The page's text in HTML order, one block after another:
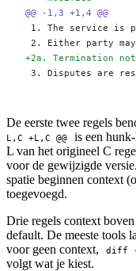
@@ -1,3 +1,4 @@
1. The service is
2. Either party
+2a. Termination
3. Disputes are
De eerste twee regels
L,C +L,C @@
is een
L van het origineel C
voor de gewijzigde
spatie beginnen context
toegevoegd.
Drie regels context
default. De meeste tools
voor geen context, diff -
volgt wat je kiest.